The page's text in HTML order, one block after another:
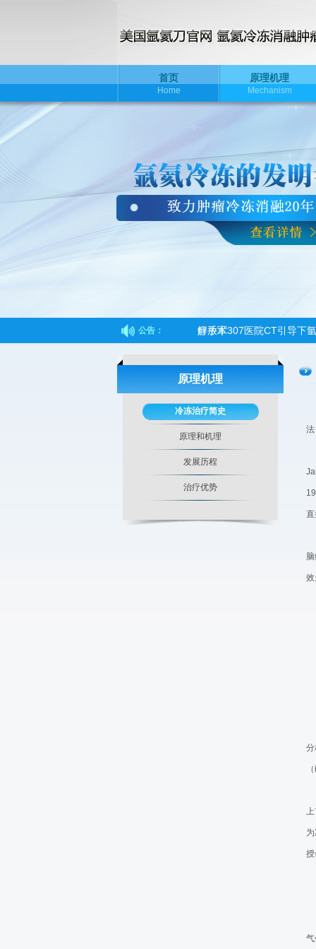
首页
Home
原理机理
Mechanism
公告： 解放军307医院CT引导下
“冻死”癌细胞，江苏首创
海南第一例氩氦刀消融术
中日医院中西医肿瘤专科
“氩氦刀”拯救肿瘤患者
肿瘤治疗------氩氦刀
中央电视台CCTV1-《人
氩氦刀，不开刀，不麻醉
不手术不化疗，什么技术
第四届亚洲冷冻治疗学术
消失的左肺回来了，中医
北京世纪坛医院呼吸科丁
307医院肿瘤微创科原发
氩氦刀冷冻消融治疗胸壁
福建中医药大学附属福州
东方医院肝癌氩氦刀冷冻
民航总医院氩氦刀冷冻消
原理机理
冷冻治疗简史
原理和机理
发展历程
治疗优势
直
效
授
气